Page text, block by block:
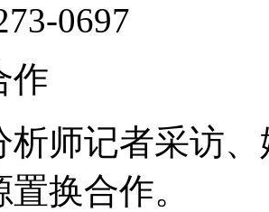
0697
作
析师记者采访
换合作。